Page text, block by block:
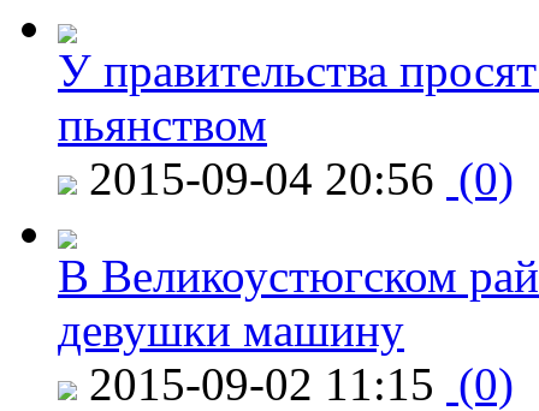
У правительства
пьянством
2015-09-04 20:56 (0)
В Великоустюгском
девушки машину
2015-09-02 11:15 (0)